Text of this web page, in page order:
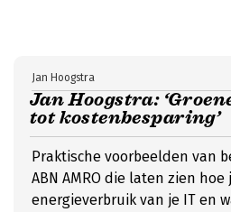
Jan Hoogstra:
tot kostenbesparing’
Jan Hoogstra
Praktische voorbeelden van
ABN AMRO die laten zien
energieverbruik van je IT en